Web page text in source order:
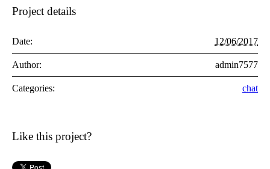
Project details
Date: 12/06/2017
Author: admin7577
Categories: chat
Like this project?